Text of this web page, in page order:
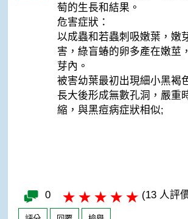
萄的生長和結果。
危害症狀：
以成蟲和若蟲刺吸嫩葉，嫩
害，綠盲蝽的卵多產在嫩莖
芽內。
被害幼葉最初出現細小黑褐
長大後形成無數孔洞，嚴重
縮，與黑痘病症狀相似;
0 (13 人評